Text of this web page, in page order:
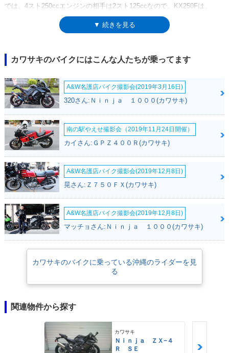
では、4スト250ccエンジンの相手は2スト125ccなので、KX250Fは、
KX125（2スト）の発展的進化モデルといえた。KX250Fが、KX250とな
ったのは、環境規制によってフルサイズのオフロードレーサーの主流が4
ともに、再び「F」の文字を得たもので、その理由は、カワサキのフルサ
イズオフロードレーサーに、2ストエンジン車（KX327/KX327X）が復活
したためだった。
▼ 続きを見る
カワサキのバイクにはこんな人たちが乗ってます
A&W名護店バイク撮影会(2019年3月16日)
320さん:Ｎｉｎｊａ １０００(カワサキ)
南の駅やえせ撮影会（2019年11月24日開催）
カイさん:ＧＰＺ４００Ｒ(カワサキ)
A&W名護店バイク撮影会(2019年12月8日)
晃さん:Ｚ７５０ＦＸ(カワサキ)
A&W名護店バイク撮影会(2019年12月8日)
マッチョさん:Ｎｉｎｊａ １０００(カワサキ)
カワサキのバイクに乗っている沖縄のライダーを見
る
関連物件から探す
カワサキ
Ｎｉｎｊａ ＺＸ−４
Ｒ ＳＥ